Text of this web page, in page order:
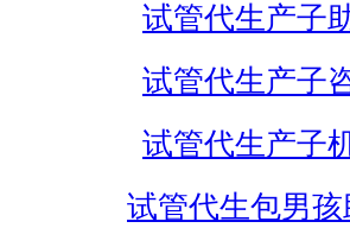
试管代生产子
试管代生产子
试管代生产子
试管代生包男孩